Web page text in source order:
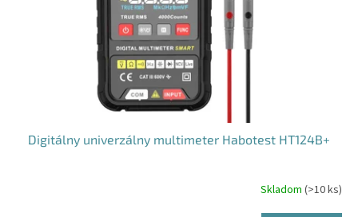
Digitálny univerzálny multimeter Habotest HT124B+
Skladom (>10 ks)